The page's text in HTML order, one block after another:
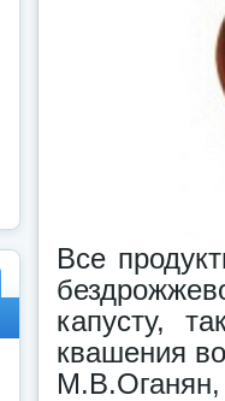
Все
капусту,
квашения
М.В.Оганян,